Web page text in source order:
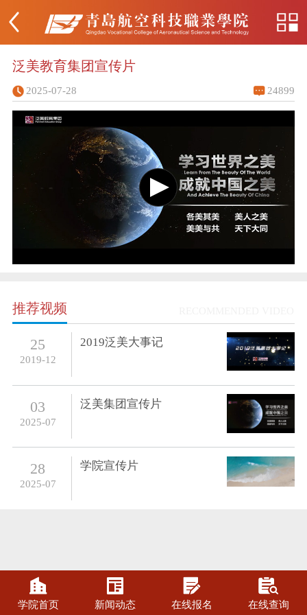
泛美教育集团宣传片
2025-07-28 24899
推荐视频
25
2019-12
2019泛美大事记
03
2025-07
泛美集团宣传片
28
2025-07
学院宣传片

学院首页

新闻动态

在线报名

在线查询